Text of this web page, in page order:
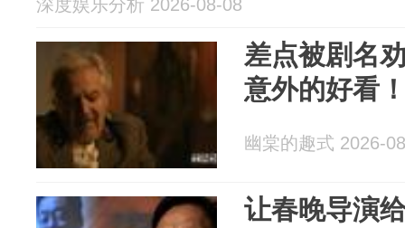
深度娱乐分析 2026-08-08
差点被剧名
意外的好看
幽棠的趣式 2026-
让春晚导演